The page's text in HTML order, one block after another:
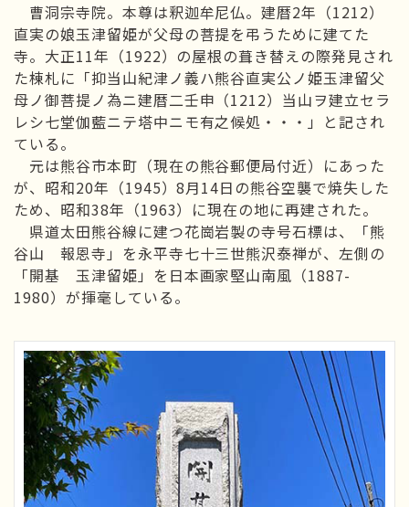
曹洞宗寺院。本尊は釈迦牟尼仏。建暦2年（1212）
直実の娘玉津留姫が父母の菩提を弔うために建てた
寺。大正11年（1922）の屋根の葺き替えの際発見され
た棟札に「抑当山紀津ノ義ハ熊谷直実公ノ姫玉津留父
母ノ御菩提ノ為ニ建暦二壬申（1212）当山ヲ建立セラ
レシ七堂伽藍ニテ塔中ニモ有之候処・・・」と記され
ている。
元は熊谷市本町（現在の熊谷郵便局付近）にあった
が、昭和20年（1945）8月14日の熊谷空襲で焼失した
ため、昭和38年（1963）に現在の地に再建された。
県道太田熊谷線に建つ花崗岩製の寺号石標は、「熊
谷山 報恩寺」を永平寺七十三世熊沢泰禅が、左側の
「開基 玉津留姫」を日本画家堅山南風（1887-
1980）が揮毫している。